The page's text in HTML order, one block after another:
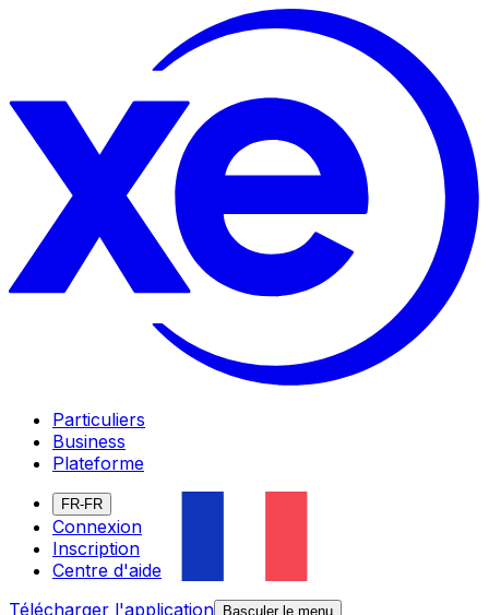
Particuliers
Business
Plateforme
FR-FR
Connexion
Inscription
Centre d'aide
Télécharger l'application
Basculer le menu